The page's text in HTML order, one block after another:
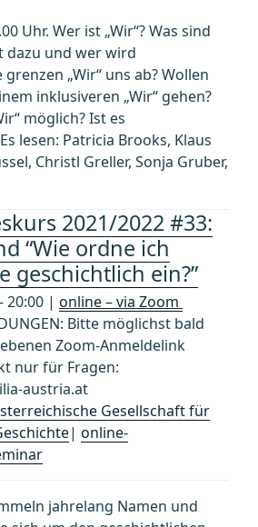
Uhr. Wer ist „Wir“? Was sind
dazu und wer wird
„Wir“ uns ab? Wollen
inklusiveren „Wir“ gehen?
möglich? Ist es
lesen: Patricia Brooks, Klaus
Christl Greller, Sonja Gruber,
2021/2022 #33:
“Wie ordne ich
geschichtlich ein?”
20:00 | online – via Zoom
Bitte möglichst bald
Zoom-Anmeldelink
nur für Fragen:
austria.at
Gesellschaft für
| online-
jahrelang Namen und